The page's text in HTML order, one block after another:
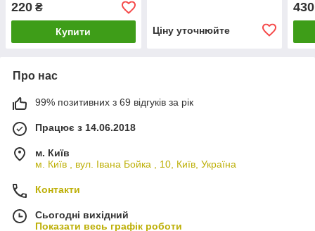
220 ₴
Купити Ціну уточнюйте
430
Про нас
99% позитивних з 69 відгуків за рік
Працює з 14.06.2018
м. Київ
м. Київ , вул. Івана Бойка , 10, Київ, Україна
Контакти
Сьогодні вихідний
Показати весь графік роботи